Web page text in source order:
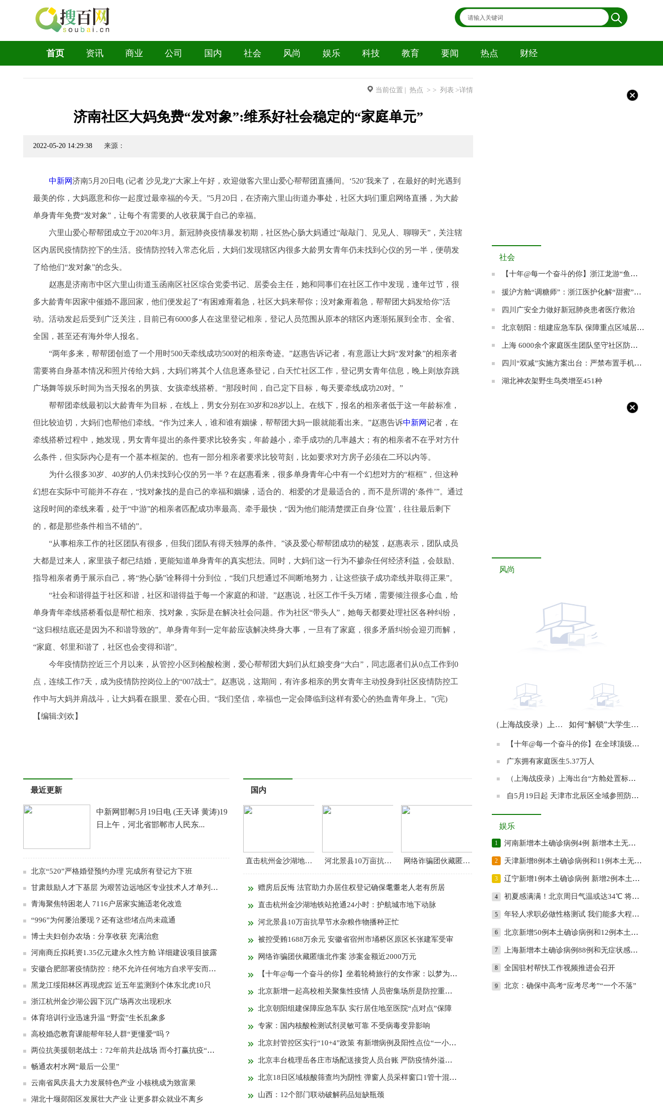
首页 资讯 商业 公司 国内 社会 风尚 娱乐 科技 教育 要闻 热点 财经
当前位置 | 热点 > > 列表 >详情
济南社区大妈免费“发对象”:维系好社会稳定的“家庭单元”
2022-05-20 14:29:38 来源：
中新网济南5月20日电 (记者 沙见龙)“大家上午好，欢迎做客六里山爱心帮帮团直播间。‘520’我来了，在最好的时光遇到
最美的你，大妈愿意和你一起度过最幸福的今天。”5月20日，在济南六里山街道办事处，社区大妈们重启网络直播，为大龄
单身青年免费“发对象”，让每个有需要的人收获属于自己的幸福。
六里山爱心帮帮团成立于2020年3月。新冠肺炎疫情暴发初期，社区热心肠大妈通过“敲敲门、见见人、聊聊天”，关注辖
区内居民疫情防控下的生活。疫情防控转入常态化后，大妈们发现辖区内很多大龄男女青年仍未找到心仪的另一半，便萌发
了给他们“发对象”的念头。
赵惠是济南市中区六里山街道玉函南区社区综合党委书记、居委会主任，她和同事们在社区工作中发现，逢年过节，很
多大龄青年因家中催婚不愿回家，他们便发起了“有困难甭着急，社区大妈来帮你；没对象甭着急，帮帮团大妈发给你”活
动。活动发起后受到广泛关注，目前已有6000多人在这里登记相亲，登记人员范围从原本的辖区内逐渐拓展到全市、全省、
全国，甚至还有海外华人报名。
“两年多来，帮帮团创造了一个用时500天牵线成功500对的相亲奇迹。”赵惠告诉记者，有意愿让大妈“发对象”的相亲者
需要将自身基本情况和照片传给大妈，大妈们将其个人信息逐条登记，白天忙社区工作，登记男女青年信息，晚上则放弃跳
广场舞等娱乐时间为当天报名的男孩、女孩牵线搭桥。“那段时间，自己定下目标，每天要牵线成功20对。”
帮帮团牵线最初以大龄青年为目标，在线上，男女分别在30岁和28岁以上。在线下，报名的相亲者低于这一年龄标准，
但比较迫切，大妈们也帮他们牵线。“作为过来人，谁和谁有姻缘，帮帮团大妈一眼就能看出来。”赵惠告诉中新网记者，在
牵线搭桥过程中，她发现，男女青年提出的条件要求比较务实，年龄越小，牵手成功的几率越大；有的相亲者不在乎对方什
么条件，但实际内心是有一个基本框架的。也有一部分相亲者要求比较苛刻，比如要求对方房子必须在二环以内等。
为什么很多30岁、40岁的人仍未找到心仪的另一半？在赵惠看来，很多单身青年心中有一个幻想对方的“框框”，但这种
幻想在实际中可能并不存在，“找对象找的是自己的幸福和姻缘，适合的、相爱的才是最适合的，而不是所谓的‘条件’”。通过
这段时间的牵线来看，处于“中游”的相亲者匹配成功率最高、牵手最快，“因为他们能清楚摆正自身‘位置’，往往最后剩下
的，都是那些条件相当不错的”。
“从事相亲工作的社区团队有很多，但我们团队有得天独厚的条件。”谈及爱心帮帮团成功的秘笈，赵惠表示，团队成员
大都是过来人，家里孩子都已结婚，更能知道单身青年的真实想法。同时，大妈们这一行为不掺杂任何经济利益，会鼓励、
指导相亲者勇于展示自己，将“热心肠”诠释得十分到位，“我们只想通过不间断地努力，让这些孩子成功牵线并取得正果”。
“社会和谐得益于社区和谐，社区和谐得益于每一个家庭的和谐。”赵惠说，社区工作千头万绪，需要倾注很多心血，给
单身青年牵线搭桥看似是帮忙相亲、找对象，实际是在解决社会问题。作为社区“带头人”，她每天都要处理社区各种纠纷，
“这归根结底还是因为不和谐导致的”。单身青年到一定年龄应该解决终身大事，一旦有了家庭，很多矛盾纠纷会迎刃而解，
“家庭、邻里和谐了，社区也会变得和谐”。
今年疫情防控近三个月以来，从管控小区到检酸检测，爱心帮帮团大妈们从红娘变身“大白”，同志愿者们从0点工作到0
点，连续工作7天，成为疫情防控岗位上的“007战士”。赵惠说，这期间，有许多相亲的男女青年主动投身到社区疫情防控工
作中与大妈并肩战斗，让大妈看在眼里、爱在心田。“我们坚信，幸福也一定会降临到这样有爱心的热血青年身上。”(完)
【编辑:刘欢】
最近更新
中新网邯郸5月19日电 (王天译 黄涛)19
日上午，河北省邯郸市人民东...
北京“520”严格婚登预约办理 完成所有登记方下班
甘肃鼓励人才下基层 为艰苦边远地区专业技术人才单列岗位
青海聚焦特困老人 7116户居家实施适老化改造
“996”为何屡治屡现？还有这些堵点尚未疏通
博士夫妇创办农场：分享收获 充满治愈
河南商丘拟耗资1.35亿元建永久性方舱 详细建设项目披露
安徽合肥部署疫情防控：绝不允许任何地方自求平安而跑偏走样
黑龙江绥阳林区再现虎踪 近五年监测到个体东北虎10只
浙江杭州金沙湖公园下沉广场再次出现积水
体育培训行业迅速升温 “野蛮”生长乱象多
高校婚恋教育课能帮年轻人群“更懂爱”吗？
两位抗美援朝老战士：72年前共赴战场 而今打赢抗疫“硬仗”
畅通农村水网“最后一公里”
云南省凤庆县大力发展特色产业 小核桃成为致富果
湖北十堰郧阳区发展壮大产业 让更多群众就业不离乡
国内
直击杭州金沙湖地铁站抢通24小时：护航城市地下动脉 河北景县10万亩抗旱节水杂粮作物播种正忙 网络诈骗团伙藏匿缅北作案 涉案金额近2000万元
赠房后反悔 法官助力办居住权登记确保耄耋老人老有所居
直击杭州金沙湖地铁站抢通24小时：护航城市地下动脉
河北景县10万亩抗旱节水杂粮作物播种正忙
被控受贿1688万余元 安徽省宿州市埇桥区原区长张建军受审
网络诈骗团伙藏匿缅北作案 涉案金额近2000万元
【十年@每一个奋斗的你】坐着轮椅旅行的女作家：以梦为马 未来无限
北京新增一起高校相关聚集性疫情 人员密集场所是防控重中之重
北京朝阳组建保障应急车队 实行居住地至医院“点对点”保障
专家：国内核酸检测试剂灵敏可靠 不受病毒变异影响
北京封管控区实行“10+4”政策 有新增病例及阳性点位“一小区一策”
北京丰台梳理岳各庄市场配送接货人员台账 严防疫情外溢传播
北京18日区域核酸筛查均为阴性 弹窗人员采样窗口1管十混一阳性
山西：12个部门联动破解药品短缺瓶颈
社会
【十年@每一个奋斗的你】浙江龙游“鱼王”张双其：愿为农村养出一条“共富鱼”
援沪方舱“调糖师”：浙江医护化解“甜蜜”的烦恼
四川广安全力做好新冠肺炎患者医疗救治
北京朝阳：组建应急车队 保障重点区域居民就医
上海 6000余个家庭医生团队坚守社区防控阵地
四川“双减”实施方案出台：严禁布置手机打卡作业
湖北神农架野生鸟类增至451种
风尚
（上海战疫录）上海共享单车运力回暖 公共交通有望从22日起逐步恢复 如何“解锁”大学生进工厂？
【十年@每一个奋斗的你】在全球顶级精算比赛夺冠的南开姑娘：始终满怀期待地前行
广东拥有家庭医生5.37万人
（上海战疫录）上海出台“方舱处置标准” 努力实现循环利用、资源再生、安全处置
自5月19日起 天津市北辰区全域参照防范区管理
娱乐
1 河南新增本土确诊病例4例 新增本土无症状感染者24例
2 天津新增8例本土确诊病例和11例本土无症状感染者
3 辽宁新增1例本土确诊病例 新增2例本土无症状感染者
4 初夏感满满！北京周日气温或达34℃ 将创今年来新高
5 年轻人求职必做性格测试 我们能多大程度相信MBTI？
6 北京新增50例本土确诊病例和12例本土无症状感染者
7 上海新增本土确诊病例88例和无症状感染者770例
8 全国驻村帮扶工作视频推进会召开
9 北京：确保中高考“应考尽考”“一个不落”